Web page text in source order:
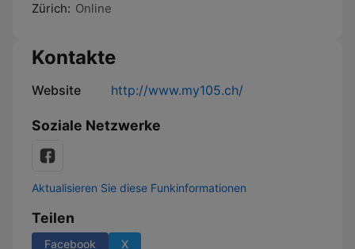
Zürich: Online
Kontakte
Website http://www.my105.ch/
Soziale Netzwerke
Aktualisieren Sie diese Funkinformationen
Teilen
Facebook X